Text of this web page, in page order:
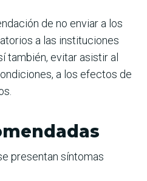
de no enviar a los
a las instituciones
también, evitar asistir al
a los efectos de
presentan síntomas